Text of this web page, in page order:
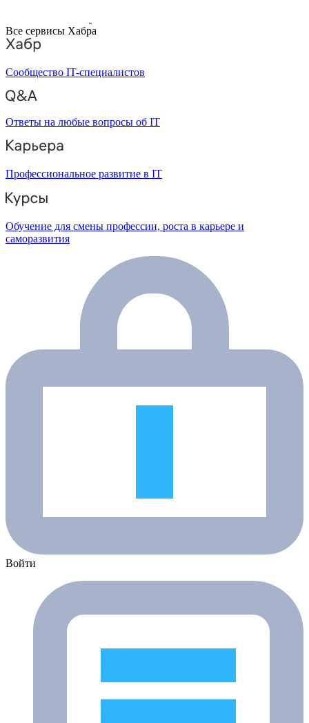
Все сервисы Хабра
Сообщество IT-специалистов
Ответы на любые вопросы об IT
Профессиональное развитие в IT
Обучение для смены профессии, роста в карьере и
саморазвития
Войти